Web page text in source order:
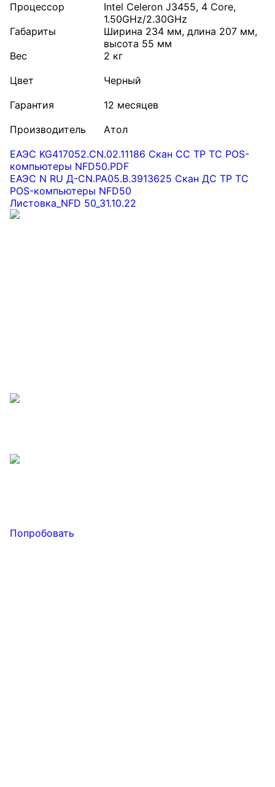
Процессор
Intel Celeron J3455, 4 Core,
1.50GHz/2.30GHz
Габариты
Ширина 234 мм, длина 207 мм,
высота 55 мм
Вес
2 кг
Цвет
Черный
Гарантия
12 месяцев
Производитель
Атол
ЕАЭС KG417052.CN.02.11186 Скан СС ТР ТС POS-
компьютеры NFD50.PDF
ЕАЭС N RU Д-CN.РА05.В.3913625 Скан ДС ТР ТС
POS-компьютеры NFD50
Листовка_NFD 50_31.10.22
Попробовать